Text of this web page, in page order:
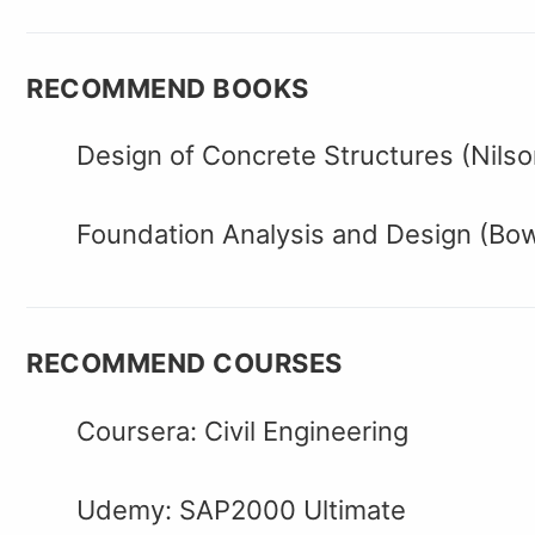
RECOMMEND BOOKS
Design of Concrete Structures
Foundation Analysis and Design
RECOMMEND COURSES
Coursera: Civil Engineering
Udemy: SAP2000 Ultimate